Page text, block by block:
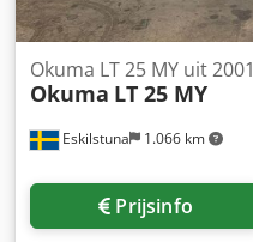
Eskilstuna 1.066 km
Okuma LT 25 MY uit 2001
Okuma LT 25 MY
Prijsinfo